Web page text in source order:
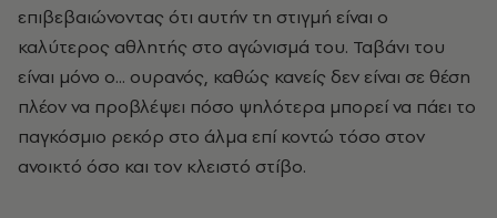
επιβεβαιώνοντας ότι αυτήν τη στιγμή είναι ο
καλύτερος αθλητής στο αγώνισμά του. Ταβάνι του
είναι μόνο ο... ουρανός, καθώς κανείς δεν είναι σε θέση
πλέον να προβλέψει πόσο ψηλότερα μπορεί να πάει το
παγκόσμιο ρεκόρ στο άλμα επί κοντώ τόσο στον
ανοικτό όσο και τον κλειστό στίβο.